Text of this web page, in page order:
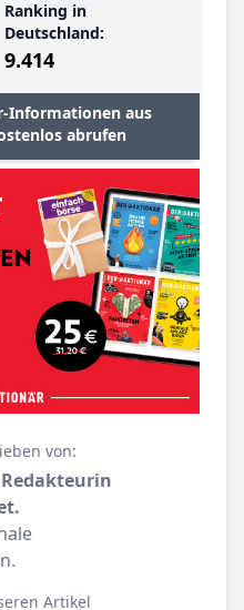
Ranking in
Deutschland:
9.414
Informationen aus
abrufen
von:
Artikel